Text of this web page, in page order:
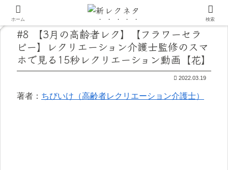
#8 【3月の高齢者レク】【フラワーセラ
ピー】レクリエーション介護士監修のスマ
ホで見る15秒レクリエーション動画【花】
2022.03.19
著者： ちびいけ（高齢者レクリエーション介護士）
ホーム 検索